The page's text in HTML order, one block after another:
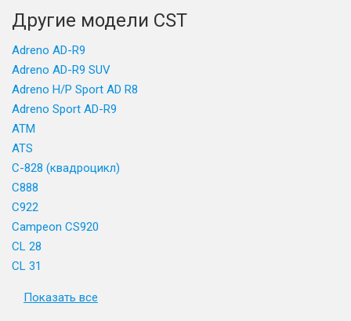
Другие модели CST
Adreno AD-R9
Adreno AD-R9 SUV
Adreno H/P Sport AD R8
Adreno Sport AD-R9
ATM
ATS
C-828 (квадроцикл)
C888
C922
Campeon CS920
CL 28
CL 31
Показать все